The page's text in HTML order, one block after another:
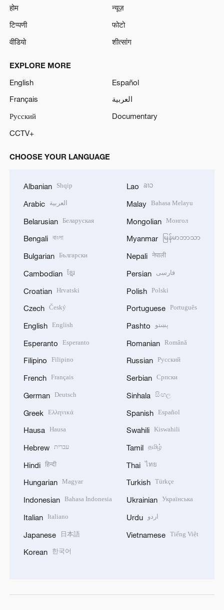
होम
न्यूज़
टिप्पणी
फोटो
वीडियो
शीत्सांग
EXPLORE MORE
English
Español
Français
العربية
Русский
Documentary
CCTV+
CHOOSE YOUR LANGUAGE
Albanian Shqip
Arabic العربية
Belarusian Беларуская
Bengali বাংলা
Bulgarian Български
Cambodian ខ្មែរ
Croatian Hrvatski
Czech Český
English English
Esperanto Esperanto
Filipino Filipino
French Français
German Deutsch
Greek Ελληνικά
Hausa Hausa
Hebrew עברית
Hindi हिन्दी
Hungarian Magyar
Indonesian Bahasa Indonesia
Italian Italiano
Japanese 日本語
Korean 한국어
Lao ລາວ
Malay Bahasa Melayu
Mongolian Монгол
Myanmar မြန်မာဘာသာ
Nepali नेपाली
Persian فارسی
Polish Polski
Portuguese Português
Pashto پښتو
Romanian Română
Russian Русский
Serbian Српски
Sinhala සිංහල
Spanish Español
Swahili Kiswahili
Tamil தமிழ்
Thai ไทย
Turkish Türkçe
Ukrainian Українська
Urdu اردو
Vietnamese Tiếng Việt